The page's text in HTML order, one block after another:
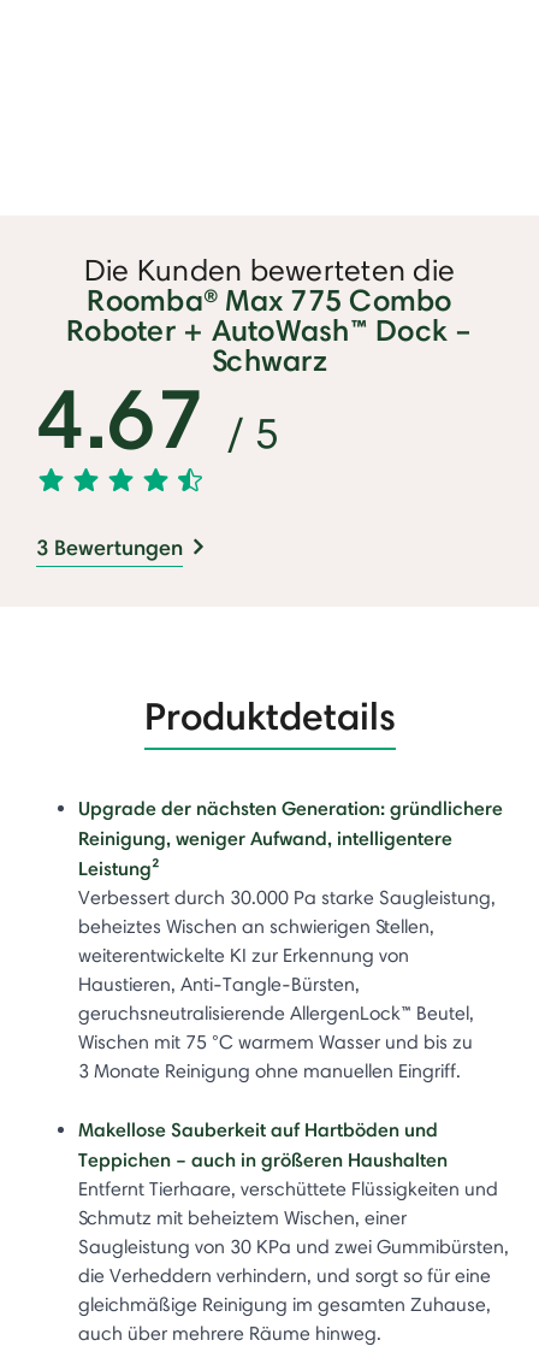
Die Kunden bewerteten die
Roomba® Max 775 Combo
Roboter + AutoWash™ Dock –
Schwarz
4.67 / 5
3 Bewertungen
Produktdetails
Upgrade der nächsten Generation: gründlichere
Reinigung, weniger Aufwand, intelligentere
Leistung²
Verbessert durch 30.000 Pa starke Saugleistung,
beheiztes Wischen an schwierigen Stellen,
weiterentwickelte KI zur Erkennung von
Haustieren, Anti-Tangle-Bürsten,
geruchsneutralisierende AllergenLock™ Beutel,
Wischen mit 75 °C warmem Wasser und bis zu
3 Monate Reinigung ohne manuellen Eingriff.
Makellose Sauberkeit auf Hartböden und
Teppichen – auch in größeren Haushalten
Entfernt Tierhaare, verschüttete Flüssigkeiten und
Schmutz mit beheiztem Wischen, einer
Saugleistung von 30 KPa und zwei Gummibürsten,
die Verheddern verhindern, und sorgt so für eine
gleichmäßige Reinigung im gesamten Zuhause,
auch über mehrere Räume hinweg.